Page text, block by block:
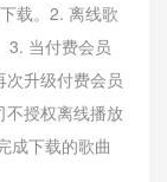
载。2. 离线歌
3. 当付费会员
次升级付费会员
不授权离线播放
成下载的歌曲